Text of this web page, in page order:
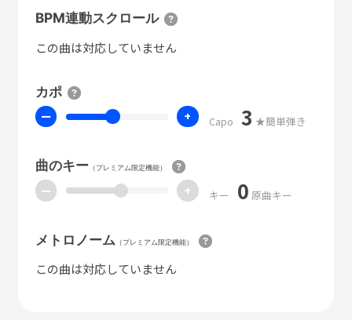
BPM連動スクロール
この曲は対応していません
カポ
ー + Capo 3 ★簡単弾き
曲のキー（プレミアム限定機能）
ー + キー 0 原曲キー
メトロノーム （プレミアム限定機能）
この曲は対応していません